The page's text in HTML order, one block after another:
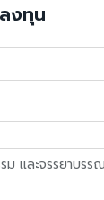
งทุน
ละจรรยาบรร